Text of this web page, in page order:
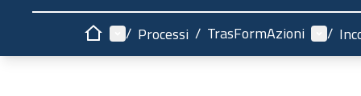
HomeMenù principale
/ Processi / TrasFormAzioni Menù
/